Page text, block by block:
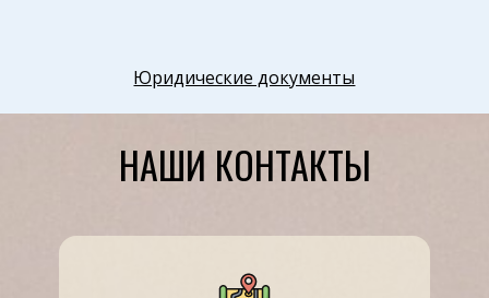
Физкультура и Спорт, Здоровье
Математика
Космонавтика
Юридические документы
НАШИ КОНТАКТЫ